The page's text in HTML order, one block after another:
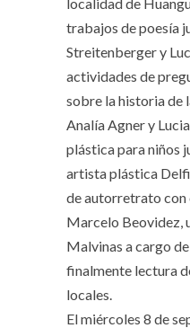
trabajos de poesía
Streitenberger y
actividades de
sobre la historia de
Analía Agner y
plástica para niños
artista plástica
de autorretrato
Marcelo Beovidez,
Malvinas a cargo
finalmente lectura
locales.
El miércoles 8 de